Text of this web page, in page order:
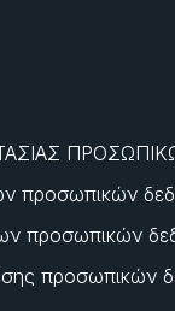
προσωπικών
προσωπικών
προσωπικών